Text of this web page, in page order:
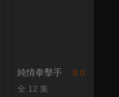
8.0
純情拳擊手
全 12 集